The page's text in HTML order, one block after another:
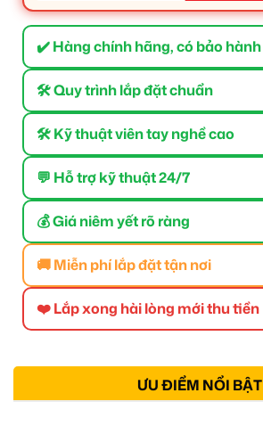
✔️ Hàng chính hãng, có bảo hành
🛠 Quy trình lắp đặt chuẩn
🛠 Kỹ thuật viên tay nghề cao
💬 Hỗ trợ kỹ thuật 24/7
💰 Giá niêm yết rõ ràng
🚚 Miễn phí lắp đặt tận nơi
❤️ Lắp xong hài lòng mới thu tiền
ƯU ĐIỂM NỔI BẬT